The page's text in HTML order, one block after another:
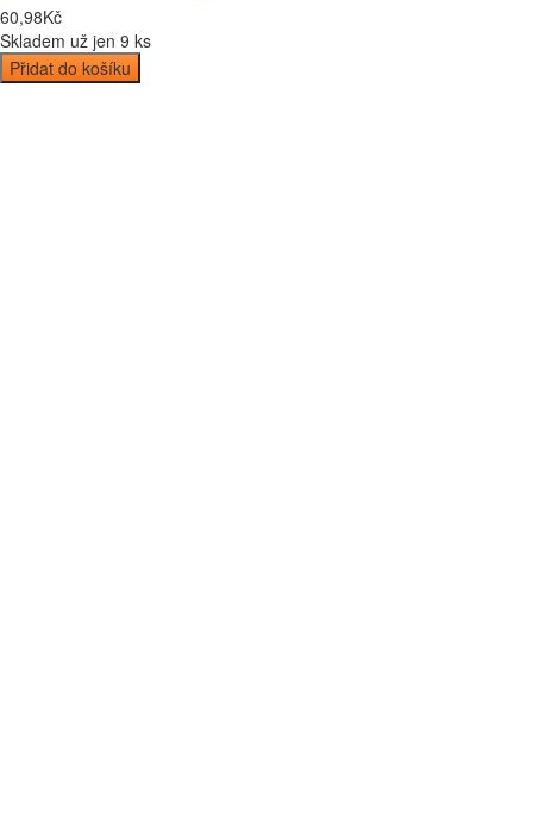
60,98Kč
Skladem už jen 9 ks
Přidat do košíku